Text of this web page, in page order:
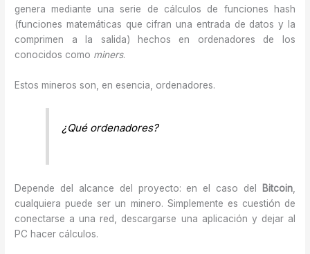
genera mediante una serie de cálculos de funciones hash
(funciones matemáticas que cifran una entrada de datos y la
comprimen a la salida) hechos en ordenadores de los
conocidos como miners.
Estos mineros son, en esencia, ordenadores.
¿Qué ordenadores?
Depende del alcance del proyecto: en el caso del Bitcoin,
cualquiera puede ser un minero. Simplemente es cuestión de
conectarse a una red, descargarse una aplicación y dejar al
PC hacer cálculos.